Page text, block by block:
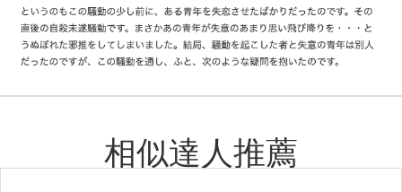
相似達人推薦